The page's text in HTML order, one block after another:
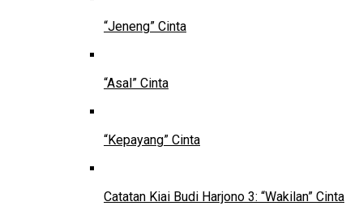
“Jeneng” Cinta
“Asal” Cinta
“Kepayang” Cinta
Catatan Kiai Budi Harjono 3: “Wakilan” Cinta